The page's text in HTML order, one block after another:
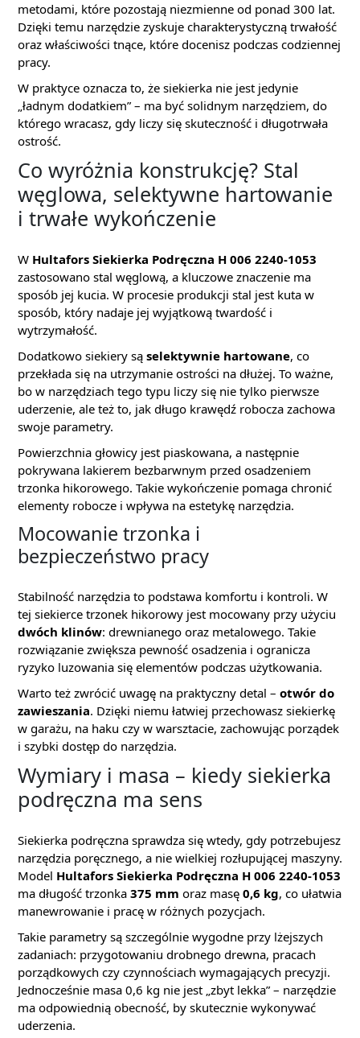
metodami, które pozostają niezmienne od ponad 300 lat.
Dzięki temu narzędzie zyskuje charakterystyczną trwałość
oraz właściwości tnące, które docenisz podczas codziennej
pracy.
W praktyce oznacza to, że siekierka nie jest jedynie
„ładnym dodatkiem” – ma być solidnym narzędziem, do
którego wracasz, gdy liczy się skuteczność i długotrwała
ostrość.
Co wyróżnia konstrukcję? Stal
węglowa, selektywne hartowanie
i trwałe wykończenie
W Hultafors Siekierka Podręczna H 006 2240-1053
zastosowano stal węglową, a kluczowe znaczenie ma
sposób jej kucia. W procesie produkcji stal jest kuta w
sposób, który nadaje jej wyjątkową twardość i
wytrzymałość.
Dodatkowo siekiery są selektywnie hartowane, co
przekłada się na utrzymanie ostrości na dłużej. To ważne,
bo w narzędziach tego typu liczy się nie tylko pierwsze
uderzenie, ale też to, jak długo krawędź robocza zachowa
swoje parametry.
Powierzchnia głowicy jest piaskowana, a następnie
pokrywana lakierem bezbarwnym przed osadzeniem
trzonka hikorowego. Takie wykończenie pomaga chronić
elementy robocze i wpływa na estetykę narzędzia.
Mocowanie trzonka i
bezpieczeństwo pracy
Stabilność narzędzia to podstawa komfortu i kontroli. W
tej siekierce trzonek hikorowy jest mocowany przy użyciu
dwóch klinów: drewnianego oraz metalowego. Takie
rozwiązanie zwiększa pewność osadzenia i ogranicza
ryzyko luzowania się elementów podczas użytkowania.
Warto też zwrócić uwagę na praktyczny detal – otwór do
zawieszania. Dzięki niemu łatwiej przechowasz siekierkę
w garażu, na haku czy w warsztacie, zachowując porządek
i szybki dostęp do narzędzia.
Wymiary i masa – kiedy siekierka
podręczna ma sens
Siekierka podręczna sprawdza się wtedy, gdy potrzebujesz
narzędzia poręcznego, a nie wielkiej rozłupującej maszyny.
Model Hultafors Siekierka Podręczna H 006 2240-1053
ma długość trzonka 375 mm oraz masę 0,6 kg, co ułatwia
manewrowanie i pracę w różnych pozycjach.
Takie parametry są szczególnie wygodne przy lżejszych
zadaniach: przygotowaniu drobnego drewna, pracach
porządkowych czy czynnościach wymagających precyzji.
Jednocześnie masa 0,6 kg nie jest „zbyt lekka” – narzędzie
ma odpowiednią obecność, by skutecznie wykonywać
uderzenia.